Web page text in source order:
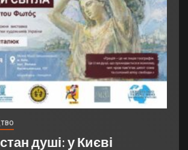
душі: у Києві